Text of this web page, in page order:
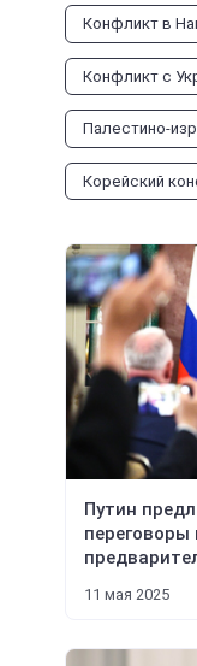
Конфликт в
Конфликт с
Палестино-
Корейский
Путин
11 мая 2025